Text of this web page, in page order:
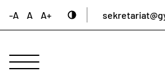
-A A A+